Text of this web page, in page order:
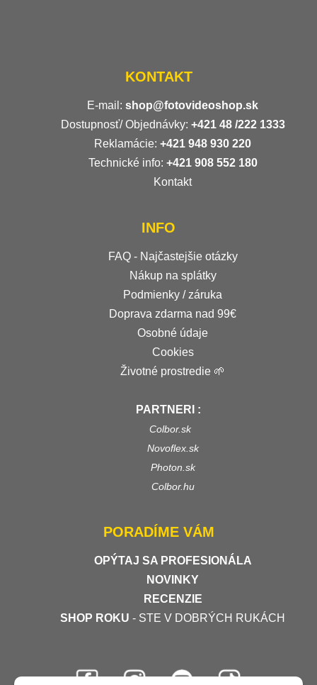
KONTAKT
E-mail: shop@fotovideoshop.sk
Dostupnosť/ Objednávky: +421 48 /222 1333
Reklamácie: +421 948 930 220
Technické info: +421 908 552 180
Kontakt
INFO
FAQ - Najčastejšie otázky
Nákup na splátky
Podmienky / záruka
Doprava zdarma nad 99€
Osobné údaje
Cookies
Životné prostredie 🌱
PARTNERI :
Colbor.sk
Novoflex.sk
Photon.sk
Colbor.hu
PORADÍME VÁM
OPÝTAJ SA PROFESIONÁLA
NOVINKY
RECENZIE
SHOP ROKU - STE V DOBRÝCH RUKÁCH